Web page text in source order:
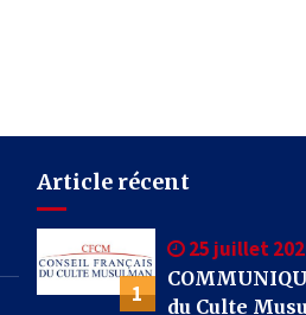
Article récent
1
25 juillet
du Culte